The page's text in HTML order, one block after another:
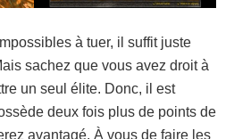
à tuer, il suffit juste
sachez que vous avez droit à
un seul élite. Donc, il est
deux fois plus de points de
avantagé. À vous de faire les